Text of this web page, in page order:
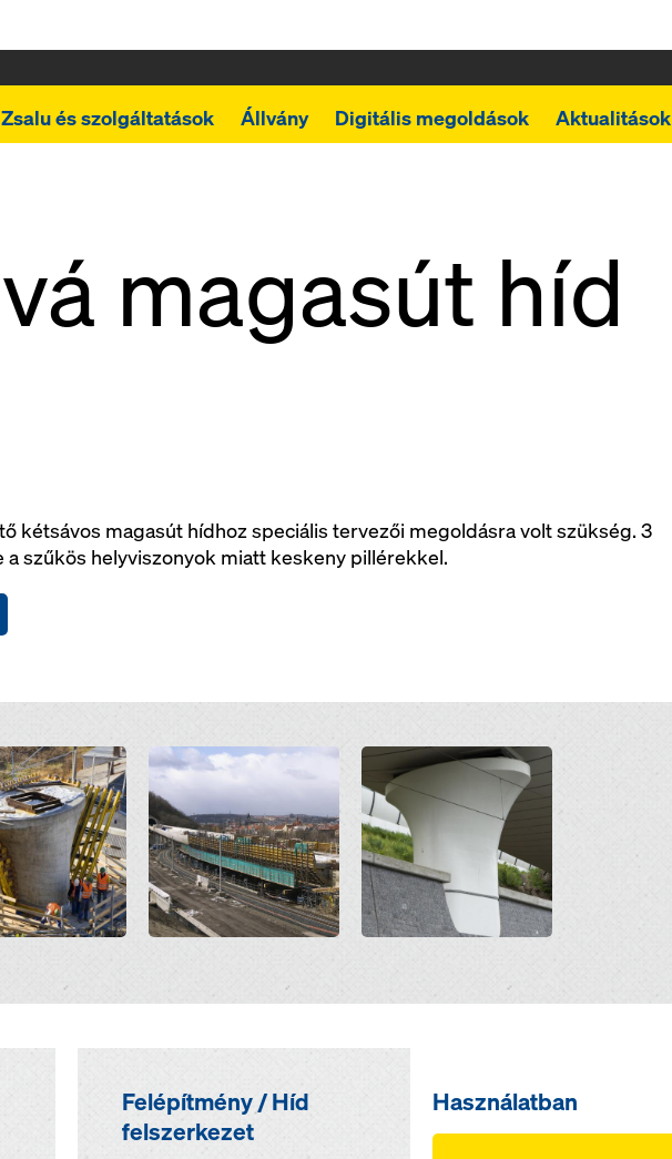
Zsalu és szolgáltatások Állvány Digitális megoldások Aktualitások
magasút híd
kétsávos magasút hídhoz speciális tervezői megoldásra volt szükség. 3
szűkös helyviszonyok miatt keskeny pillérekkel.
Open Open
Felépítmény / Híd
felszerkezet
Használatban